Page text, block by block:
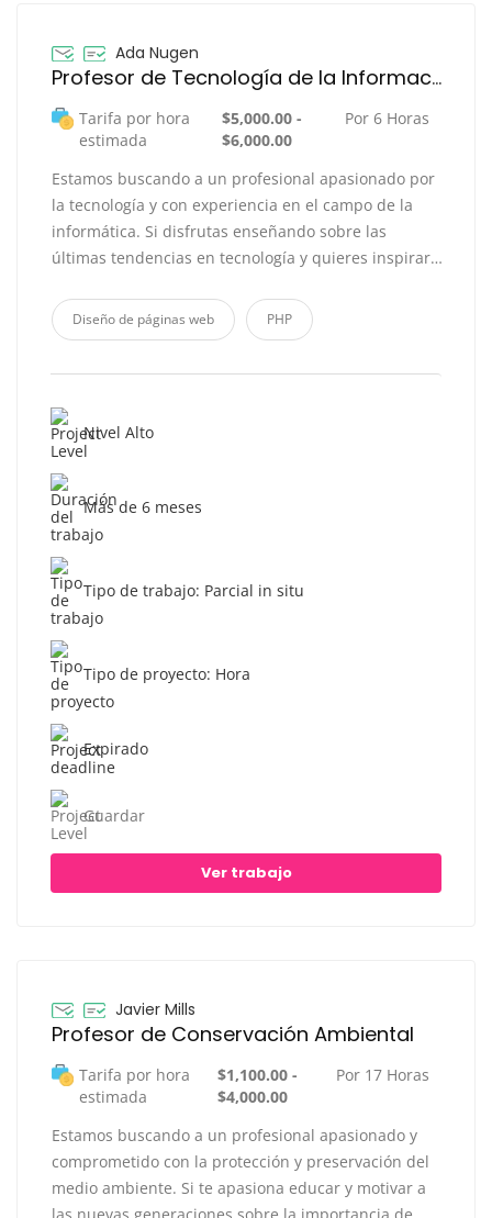
Ada Nugen
Profesor de Tecnología de la Información
Tarifa por hora
estimada
$5,000.00 -
$6,000.00
Por 6 Horas
Estamos buscando a un profesional apasionado por
la tecnología y con experiencia en el campo de la
informática. Si disfrutas enseñando sobre las
últimas tendencias en tecnología y quieres inspirar…
Diseño de páginas web PHP
Nivel Alto
Más de 6 meses
Tipo de trabajo: Parcial in situ
Tipo de proyecto: Hora
Expirado
Guardar
Ver trabajo
Javier Mills
Profesor de Conservación Ambiental
Tarifa por hora
estimada
$1,100.00 -
$4,000.00
Por 17 Horas
Estamos buscando a un profesional apasionado y
comprometido con la protección y preservación del
medio ambiente. Si te apasiona educar y motivar a